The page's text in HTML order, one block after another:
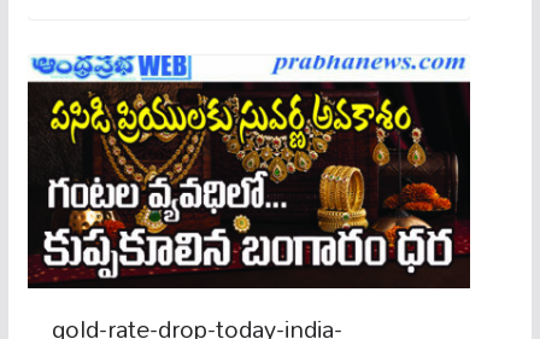
gold-rate-drop-today-india-